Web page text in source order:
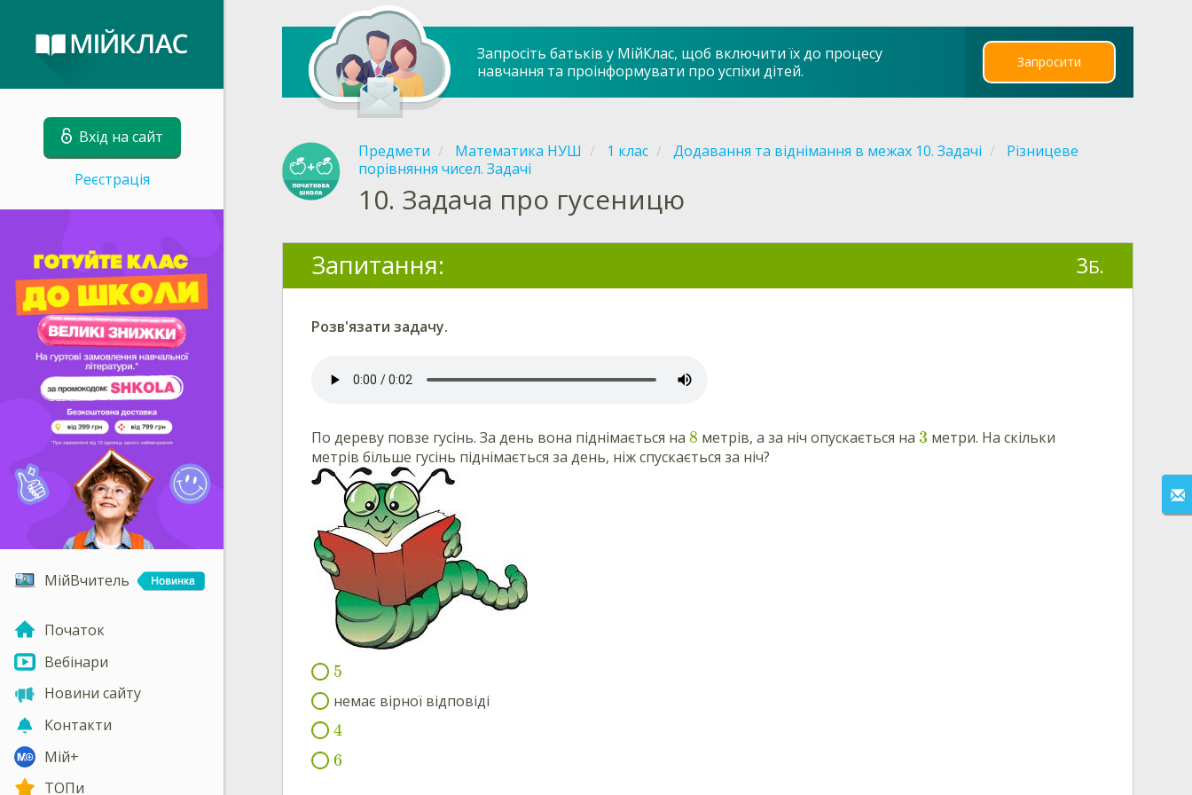
Вхід на сайт
Реєстрація
МійВчитель
Початок
Вебінари
Новини сайту
Контакти
Мій+
ТОПи
Запросіть батьків у МійКлас, щоб включити їх до процесу
навчання та проінформувати про успіхи дітей.
Запросити
Предмети Математика НУШ 1 клас Додавання та віднімання в межах 10. Задачі
Різницеве
порівняння чисел. Задачі
10. Задача про гусеницю
Запитання: 3Б.
Розв'язати задачу.
По дереву повзе гусінь. За день вона піднімається на 8 метрів, а за ніч опускається на 3 метри. На скільки
метрів більше гусінь піднімається за день, ніж спускається за ніч?
5
немає вірної відповіді
4
6